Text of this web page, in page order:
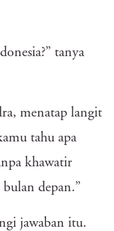
tanya
menatap langit
tahu apa
khawatir
depan.”
jawaban itu.